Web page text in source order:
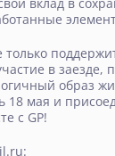
в заезде,
образ
18 мая и
с GP!